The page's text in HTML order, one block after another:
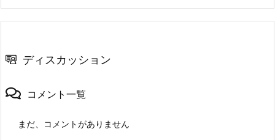
ディスカッション
コメント一覧
まだ、コメントがありません